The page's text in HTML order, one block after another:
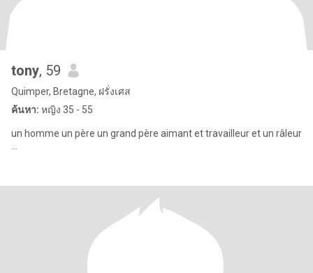
tony, 59
Quimper, Bretagne, ฝรั่งเศส
ค้นหา: หญิง 35 - 55
un homme un père un grand père aimant et travailleur et un râleur